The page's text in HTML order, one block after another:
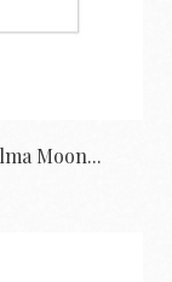
Moon...